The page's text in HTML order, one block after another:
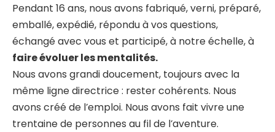
Pendant 16 ans, nous avons fabriqué, verni, préparé,
emballé, expédié, répondu à vos questions,
échangé avec vous et participé, à notre échelle, à
faire évoluer les mentalités.
Nous avons grandi doucement, toujours avec la
même ligne directrice : rester cohérents. Nous
avons créé de l’emploi. Nous avons fait vivre une
trentaine de personnes au fil de l’aventure.